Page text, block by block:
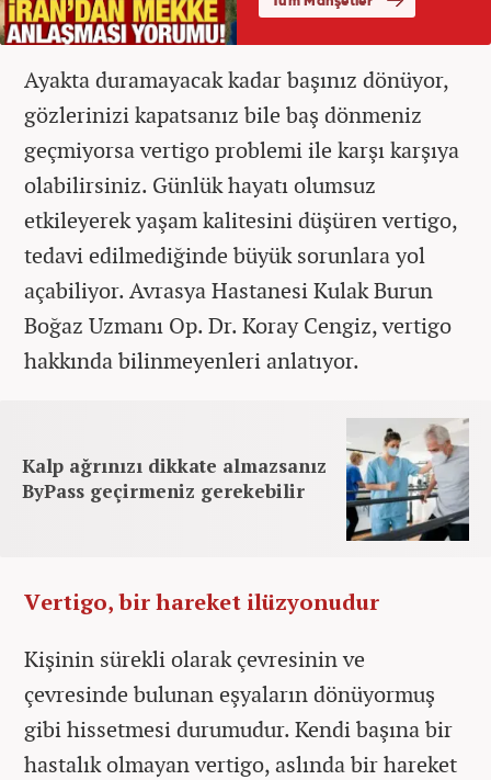
Ayakta duramayacak kadar başınız dönüyor,
gözlerinizi kapatsanız bile baş dönmeniz
geçmiyorsa vertigo problemi ile karşı karşıya
olabilirsiniz. Günlük hayatı olumsuz
etkileyerek yaşam kalitesini düşüren vertigo,
tedavi edilmediğinde büyük sorunlara yol
açabiliyor. Avrasya Hastanesi Kulak Burun
Boğaz Uzmanı Op. Dr. Koray Cengiz, vertigo
hakkında bilinmeyenleri anlatıyor.
Kalp ağrınızı dikkate almazsanız
ByPass geçirmeniz gerekebilir
Vertigo, bir hareket ilüzyonudur
Kişinin sürekli olarak çevresinin ve
çevresinde bulunan eşyaların dönüyormuş
gibi hissetmesi durumudur. Kendi başına bir
hastalık olmayan vertigo, aslında bir hareket